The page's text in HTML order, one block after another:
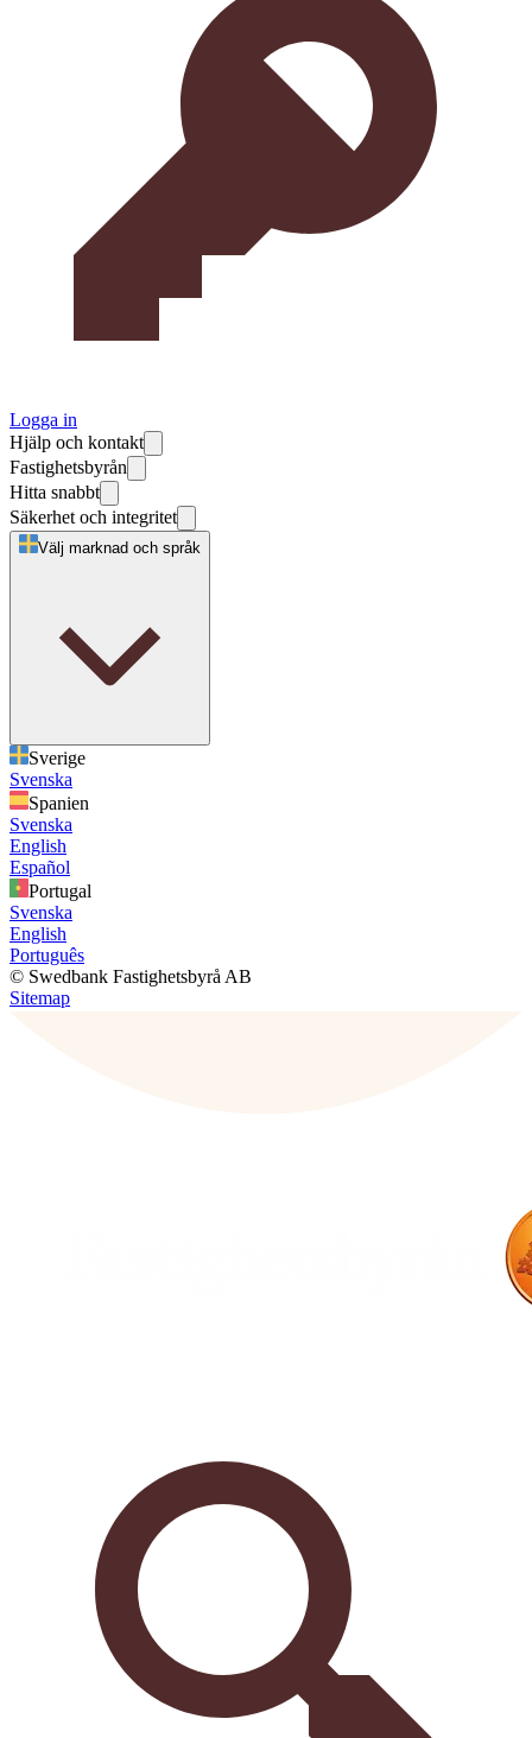
Logga in
Hjälp och kontakt
Fastighetsbyrån
Hitta snabbt
Säkerhet och integritet
Välj marknad och språk
Sverige
Svenska
Spanien
Svenska
English
Español
Portugal
Svenska
English
Português
© Swedbank Fastighetsbyrå AB
Sitemap